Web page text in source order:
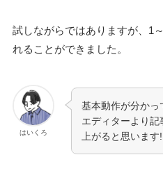
試しながらではありますが、1
れることができました。
はいくろ
基本動作が分かっ
エディターより記
上がると思います!